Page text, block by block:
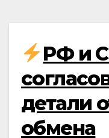
РФ и
детали
обмена